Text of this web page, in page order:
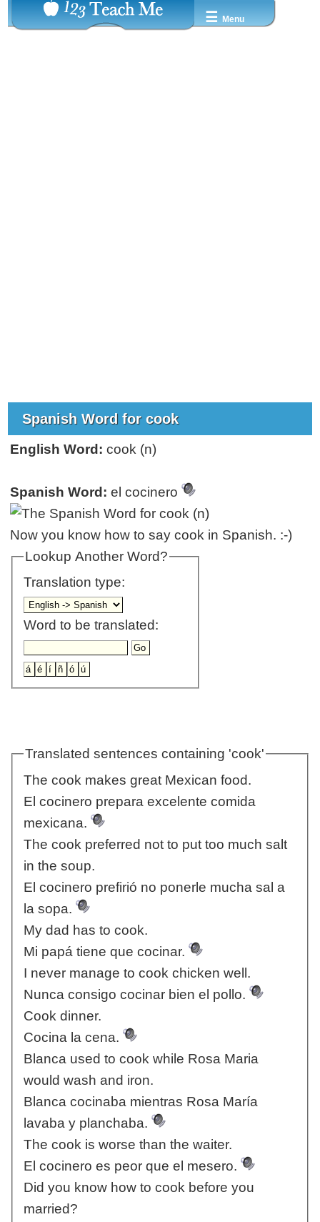
☰ Menu
Spanish Word for cook
English Word: cook (n)
Spanish Word: el cocinero
Now you know how to say cook in Spanish. :-)
Lookup Another Word?
Translation type:
Word to be translated:
Translated sentences containing 'cook'
The cook makes great Mexican food.
El cocinero prepara excelente comida
mexicana.
The cook preferred not to put too much salt
in the soup.
El cocinero prefirió no ponerle mucha sal a
la sopa.
My dad has to cook.
Mi papá tiene que cocinar.
I never manage to cook chicken well.
Nunca consigo cocinar bien el pollo.
Cook dinner.
Cocina la cena.
Blanca used to cook while Rosa Maria
would wash and iron.
Blanca cocinaba mientras Rosa María
lavaba y planchaba.
The cook is worse than the waiter.
El cocinero es peor que el mesero.
Did you know how to cook before you
married?